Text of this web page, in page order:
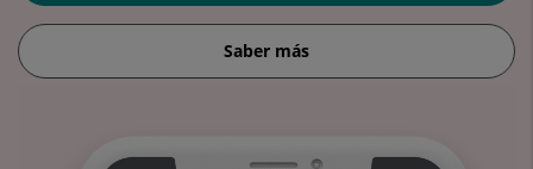
Saber más